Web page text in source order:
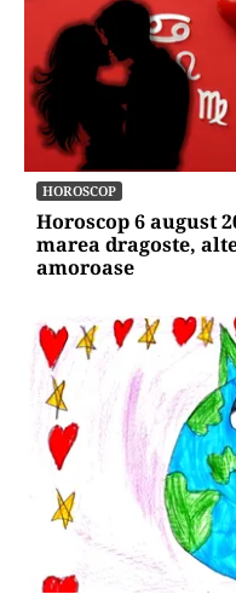
HOROSCOP
Horoscop 6 august
marea dragoste,
amoroase